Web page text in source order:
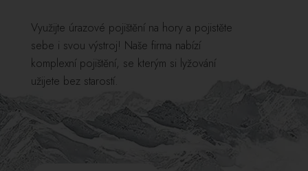
Využijte úrazové pojištění na hory a pojistěte
sebe i svou výstroj! Naše firma nabízí
komplexní pojištění, se kterým si lyžování
užijete bez starostí.